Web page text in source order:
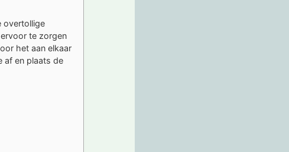
overtollige
te zorgen
het aan elkaar
af en plaats de